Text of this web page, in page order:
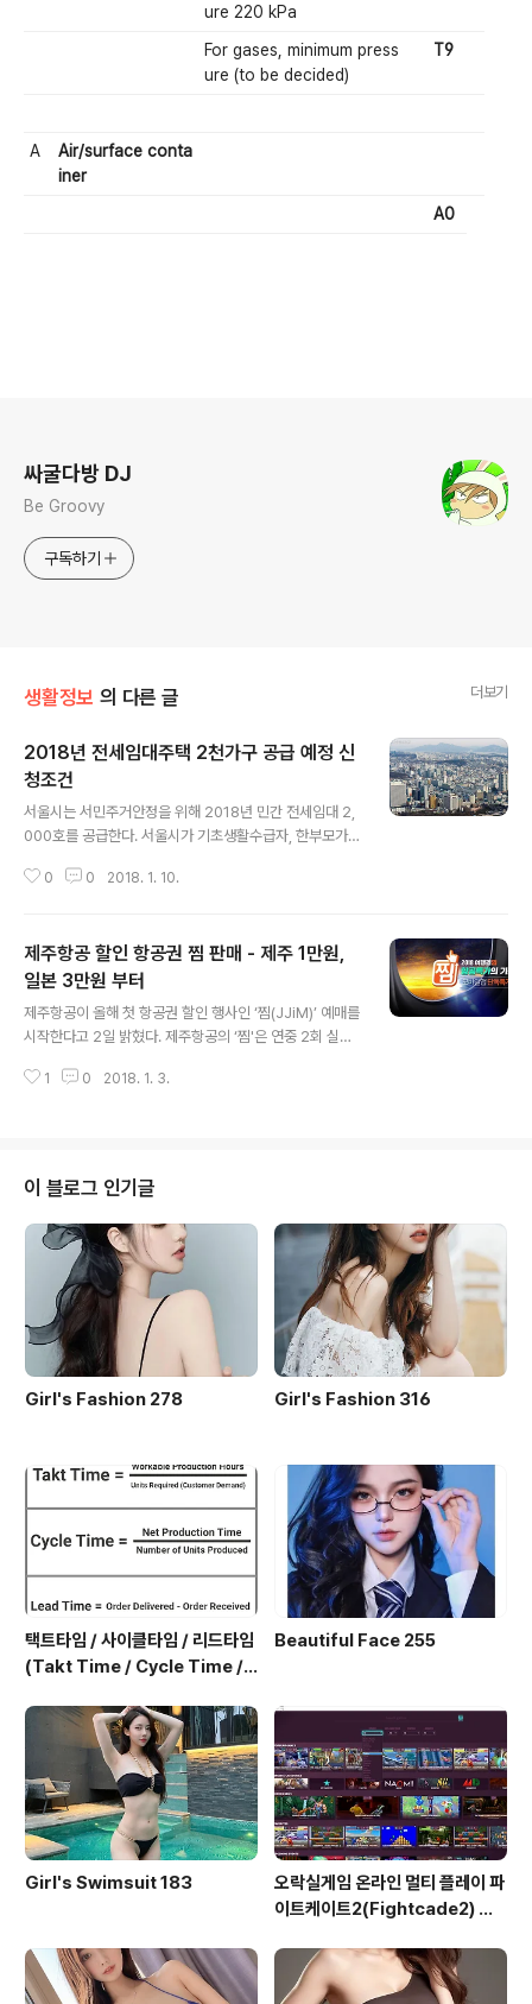
ure 220 kPa
For gases, minimum press
ure (to be decided)
T9
A
Air/surface conta
iner
A0
싸굴다방 DJ
Be Groovy
구독하기
생활정보 의 다른 글 더보기
2018년 전세임대주택 2천가구 공급 예정 신
청조건
서울시는 서민주거안정을 위해 2018년 민간 전세임대 2,
000호를 공급한다. 서울시가 기초생활수급자, 한부모가
해 2018년 민간 전세임대 2,000호를 공급한다. 2,000
주택을 직접 물색해 서울주택도시공사에 신청하면 서울주
택도시공사가 전세가능 여부를 검토한 후 계약자가 되어
주택소유자와 전세계약을 체결하고 이를 다시 입주 대상자
에게 저렴하게 재임대하는 ‘전대차’ 방식의 공공임대주택
이다. 계약 시 서울주택도시공사가 가구당 9,000만 원 이
내(신혼부부 전세임대의 경우 1억 2,000만 원)에서 전월
0 0 2018. 1. 10.
제주항공 할인 항공권 찜 판매 - 제주 1만원,
일본 3만원 부터
제주항공이 올해 첫 항공권 할인 행사인 ‘찜(JJiM)’ 예매를
시작한다고 2일 밝혔다. 제주항공의 ‘찜'은 연중 2회 실시
시부터, 국제선은 5일 오후 5시부터 예매가 가능하다. 탑
kg 이하인 1개의 휴대품)만 들고 가는 조건으로 연중 가장
낮은 할인가에 판매하는 특가항공권이기 때문에, 수하물
위탁이 필요할 경우 ‘사전 수하물 구매 서비스'를 이용해야
한다. 제주항공 관계자는 “‘찜 항공권’은 정규항공권에 비
해 운임이 매우 낮은 대신에 무료 수하물 위탁서비스가 포
함돼 있..
1 0 2018. 1. 3.
이 블로그 인기글
Girl's Fashion 278 Girl's Fashion 316
택트타임 / 사이클타임 / 리드타임
(Takt Time / Cycle Time / L
Beautiful Face 255
Girl's Swimsuit 183
오락실게임 온라인 멀티 플레이 파
이트케이트2(Fightcade2) 설